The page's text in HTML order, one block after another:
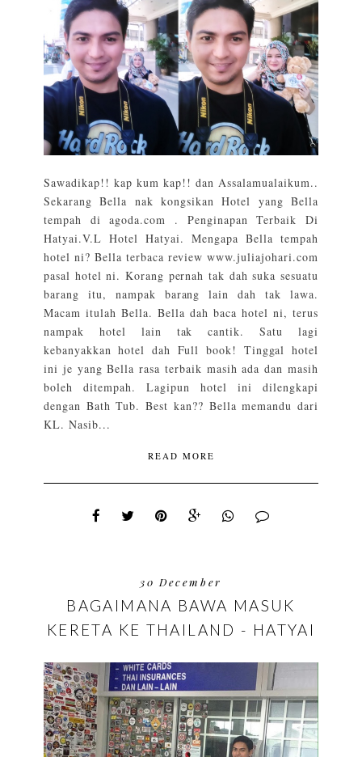
Sawadikap!! kap kum kap!! dan Assalamualaikum..
Sekarang Bella nak kongsikan Hotel yang Bella
tempah di agoda.com . Penginapan Terbaik Di
Hatyai.V.L Hotel Hatyai. Mengapa Bella tempah
hotel ni? Bella terbaca review www.juliajohari.com
pasal hotel ni. Korang pernah tak dah suka sesuatu
barang itu, nampak barang lain dah tak lawa.
Macam itulah Bella. Bella dah baca hotel ni, terus
nampak hotel lain tak cantik. Satu lagi
kebanyakkan hotel dah Full book! Tinggal hotel
ini je yang Bella rasa terbaik masih ada dan masih
boleh ditempah. Lagipun hotel ini dilengkapi
dengan Bath Tub. Best kan?? Bella memandu dari
KL. Nasib...
READ MORE
30 December
BAGAIMANA BAWA MASUK
KERETA KE THAILAND - HATYAI